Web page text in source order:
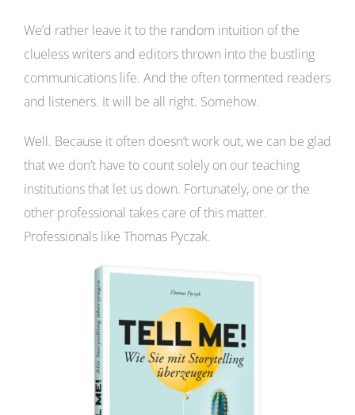
We’d rather leave it to the random intuition of the
clueless writers and editors thrown into the bustling
communications life. And the often tormented readers
and listeners. It will be all right. Somehow.
Well. Because it often doesn’t work out, we can be glad
that we don’t have to count solely on our teaching
institutions that let us down. Fortunately, one or the
other professional takes care of this matter.
Professionals like Thomas Pyczak.